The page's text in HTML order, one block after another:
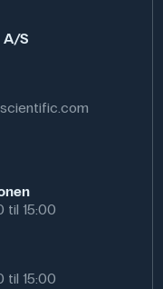
A/S
til 15:00
til 15:00